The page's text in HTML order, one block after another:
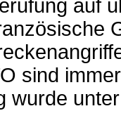
auf
sind
wurde